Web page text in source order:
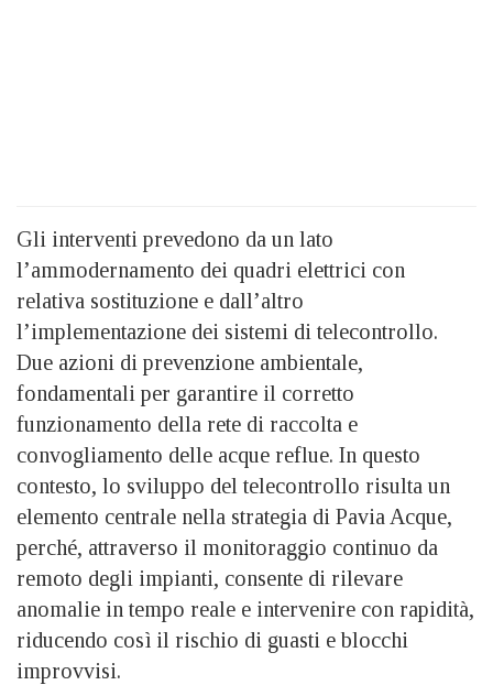
Gli interventi prevedono da un lato
l’ammodernamento dei quadri elettrici con
relativa sostituzione e dall’altro
l’implementazione dei sistemi di telecontrollo.
Due azioni di prevenzione ambientale,
fondamentali per garantire il corretto
funzionamento della rete di raccolta e
convogliamento delle acque reflue. In questo
contesto, lo sviluppo del telecontrollo risulta un
elemento centrale nella strategia di Pavia Acque,
perché, attraverso il monitoraggio continuo da
remoto degli impianti, consente di rilevare
anomalie in tempo reale e intervenire con rapidità,
riducendo così il rischio di guasti e blocchi
improvvisi.